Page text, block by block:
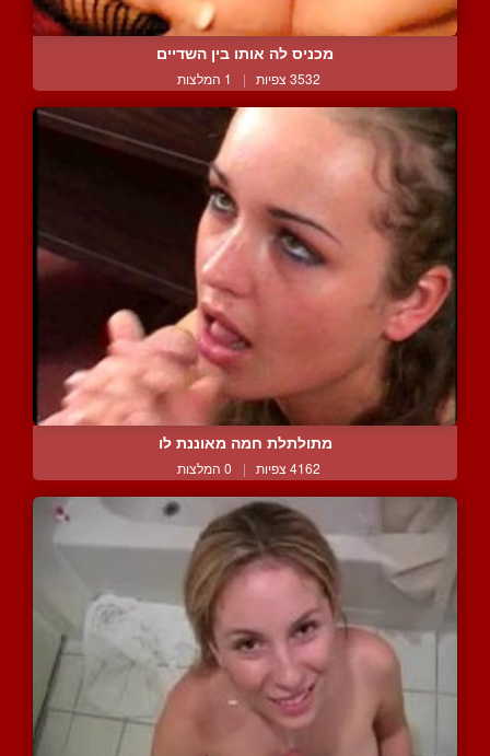
מכניס לה אותו בין השדיים
3532 צפיות | 1 המלצות
מתולתלת חמה מאוננת לו
4162 צפיות | 0 המלצות